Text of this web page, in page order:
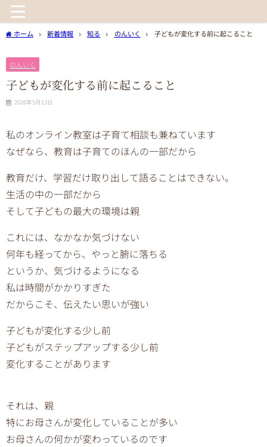
ホーム 新着情報 知る のんいく 子どもが変化する前に起こること
のんいく
子どもが変化する前に起こること
2026年5月13日
私のオンライン教室は子育て相談も兼ねています
なぜなら、教育は子育てのほんの一部だから
教育だけ、学習だけ取り出して語ることはできない。
生活の中の一部だから
そして子どもの最大の環境は親
これには、なかなか気づけない
何年も経ってから、やっと腑に落ちる
というか、気づけるようになる
私は時間がかかりすぎた
だからこそ、伝えたい思いが強い
子どもが変化する少し前
子どもがステップアップする少し前
変化することがあります
それは、親
特にお母さんが変化していることが多い
お母さんの何かが変わっているのです